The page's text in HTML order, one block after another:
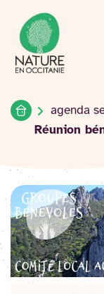
Accéder
au
contenu
Accueil du site
Accueilagenda
Réunion